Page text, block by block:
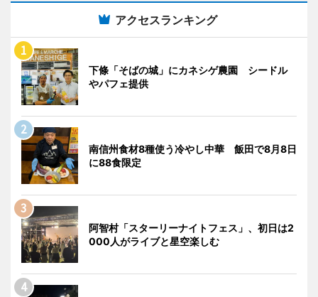
アクセスランキング
下條「そばの城」にカネシゲ農園 シードル
やパフェ提供
南信州食材8種使う冷やし中華 飯田で8月8日
に88食限定
阿智村「スターリーナイトフェス」、初日は2
000人がライブと星空楽しむ